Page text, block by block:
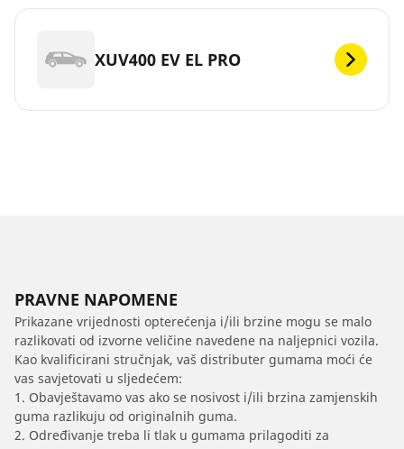
XUV400 EV EL PRO
PRAVNE NAPOMENE
Prikazane vrijednosti opterećenja i/ili brzine mogu se malo
razlikovati od izvorne veličine navedene na naljepnici vozila.
Kao kvalificirani stručnjak, vaš distributer gumama moći će
vas savjetovati u sljedećem:
1. Obavještavamo vas ako se nosivost i/ili brzina zamjenskih
guma razlikuju od originalnih guma.
2. Određivanje treba li tlak u gumama prilagoditi za